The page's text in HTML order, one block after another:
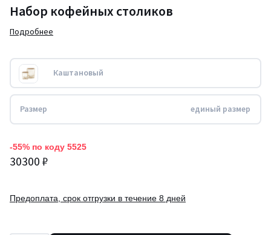
Набор кофейных столиков
Подробнее
Каштановый
Размер единый размер
-55% по коду 5525
30300 ₽
Предоплата, срок отгрузки в течение 8 дней